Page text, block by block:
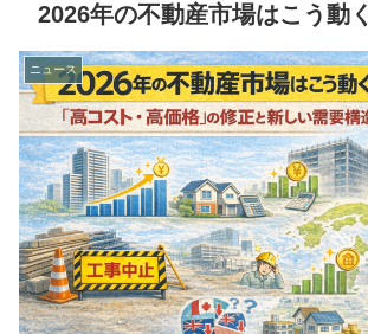
2026年の不動産市場はこう動く
ニュース